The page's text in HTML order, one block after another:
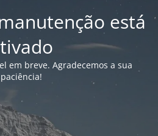
está
em breve. Agradecemos a sua
paciência!